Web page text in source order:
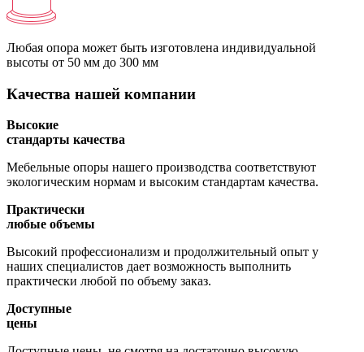
Любая опора может быть изготовлена индивидуальной
высоты от 50 мм до 300 мм
Качества нашей компании
Высокие
стандарты качества
Мебельные опоры нашего производства соответствуют
экологическим нормам и высоким стандартам качества.
Практически
любые объемы
Высокий профессионализм и продолжительный опыт у
наших специалистов дает возможность выполнить
практически любой по объему заказ.
Доступные
цены